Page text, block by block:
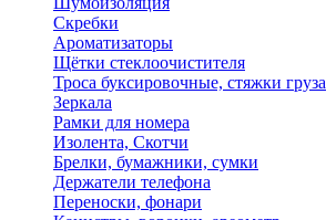
Скребки
Ароматизаторы
Щётки стеклоочистителя
Троса буксировочные, стяжки груза
Зеркала
Рамки для номера
Изолента, Скотчи
Брелки, бумажники, сумки
Держатели телефона
Переноски, фонари